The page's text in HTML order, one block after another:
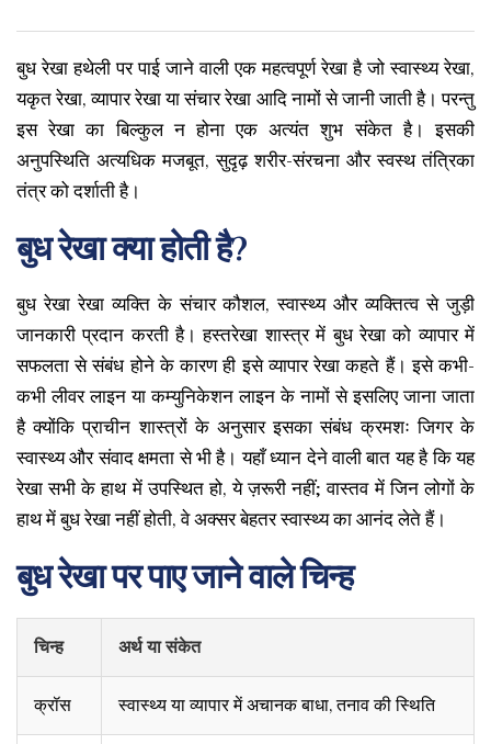
बुध रेखा हथेली पर पाई जाने वाली एक महत्वपूर्ण रेखा है जो स्वास्थ्य रेखा,
यकृत रेखा, व्यापार रेखा या संचार रेखा आदि नामों से जानी जाती है। परन्तु
इस रेखा का बिल्कुल न होना एक अत्यंत शुभ संकेत है। इसकी
अनुपस्थिति अत्यधिक मजबूत, सुदृढ़ शरीर-संरचना और स्वस्थ तंत्रिका
तंत्र को दर्शाती है।
बुध रेखा क्या होती है?
बुध रेखा रेखा व्यक्ति के संचार कौशल, स्वास्थ्य और व्यक्तित्व से जुड़ी
जानकारी प्रदान करती है। हस्तरेखा शास्त्र में बुध रेखा को व्यापार में
सफलता से संबंध होने के कारण ही इसे व्यापार रेखा कहते हैं। इसे कभी-
कभी लीवर लाइन या कम्युनिकेशन लाइन के नामों से इसलिए जाना जाता
है क्योंकि प्राचीन शास्त्रों के अनुसार इसका संबंध क्रमशः जिगर के
स्वास्थ्य और संवाद क्षमता से भी है। यहाँ ध्यान देने वाली बात यह है कि यह
रेखा सभी के हाथ में उपस्थित हो, ये ज़रूरी नहीं; वास्तव में जिन लोगों के
हाथ में बुध रेखा नहीं होती, वे अक्सर बेहतर स्वास्थ्य का आनंद लेते हैं।
बुध रेखा पर पाए जाने वाले चिन्ह
चिन्ह अर्थ या संकेत
क्रॉस स्वास्थ्य या व्यापार में अचानक बाधा, तनाव की स्थिति